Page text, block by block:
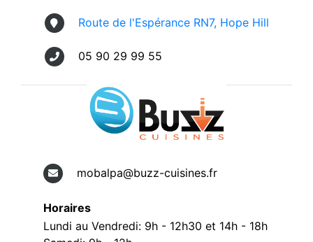
Route de l'Espérance RN7, Hope Hill
05 90 29 99 55
mobalpa@buzz-cuisines.fr
Horaires
Lundi au Vendredi: 9h - 12h30 et 14h - 18h